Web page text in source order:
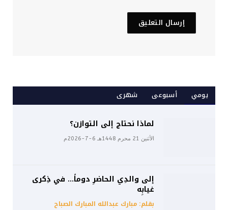
يومي أسبوعى شهرى
لماذا نحتاج إلى التوازن؟
الأثنين 21 محرم 1448هـ 6-7-2026م
إلى والدِي الحاضرِ دوماً… في ذِكرى
غيابِه
بقلم: مبارك عبدالله المبارك الصباح